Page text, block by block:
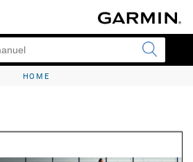
HOME